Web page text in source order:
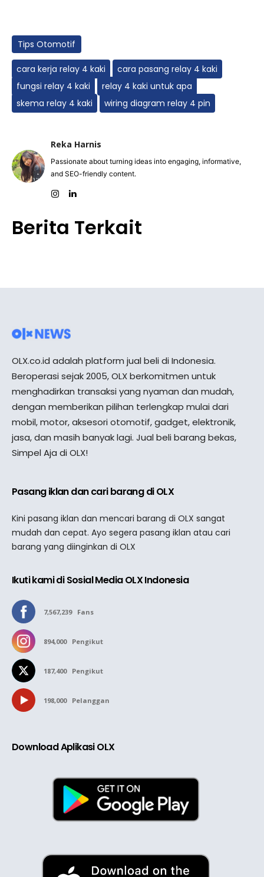
Tips Otomotif
cara kerja relay 4 kaki
cara pasang relay 4 kaki
fungsi relay 4 kaki
relay 4 kaki untuk apa
skema relay 4 kaki
wiring diagram relay 4 pin
Reka Harnis
Passionate about turning ideas into engaging, informative,
and SEO-friendly content.
Berita Terkait
OLX.co.id adalah platform jual beli di Indonesia.
Beroperasi sejak 2005, OLX berkomitmen untuk
menghadirkan transaksi yang nyaman dan mudah,
dengan memberikan pilihan terlengkap mulai dari
mobil, motor, aksesori otomotif, gadget, elektronik,
jasa, dan masih banyak lagi. Jual beli barang bekas,
Simpel Aja di OLX!
Pasang iklan dan cari barang di OLX
Kini pasang iklan dan mencari barang di OLX sangat
mudah dan cepat. Ayo segera pasang iklan atau cari
barang yang diinginkan di OLX
Ikuti kami di Sosial Media OLX Indonesia
7,567,239 Fans
894,000 Pengikut
187,400 Pengikut
198,000 Pelanggan
Download Aplikasi OLX